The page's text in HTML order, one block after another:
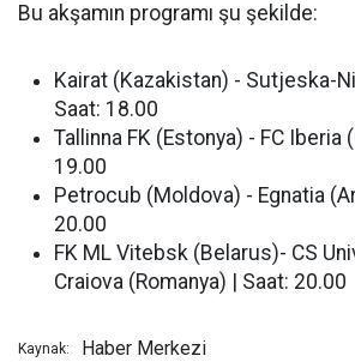
Bu akşamın programı şu şekilde:
Kairat (Kazakistan) - Sutjeska-
Saat: 18.00
Tallinna FK (Estonya) - FC Iberia
19.00
Petrocub (Moldova) - Egnatia
20.00
FK ML Vitebsk (Belarus)- CS
Craiova (Romanya) | Saat: 20.00
Kaynak: Haber Merkezi